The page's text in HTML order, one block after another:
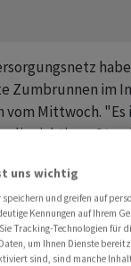
Zumbrunnen im
Mittwoch. "Es
die richtigen
Läden bedeute
verkleinert
eine hohe
uns wichtig
und greifen auf
Kennungen auf Ihrem
Tracking-Technologien für
um Ihnen Dienste
sind, sind manche